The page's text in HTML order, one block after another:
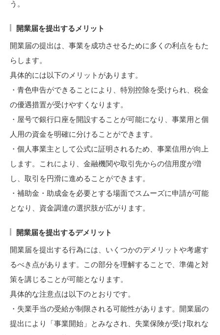
う。
開業届を提出するメリット
開業届の提出は、事業を成功させるために多くの利点をもた
らします。
具体的には以下のメリットがあります。
・青色申告ができることにより、特別控除を受けられ、税金
の優遇措置が受けやすくなります。
・屋号で銀行口座を開設することが可能になり、事業用と個
人用の資金を明確に分けることができます。
・個人事業主として公式に証明されるため、事業信用が向上
します。これにより、金融機関や取引先からの信用度が増
し、取引を円滑に進めることができます。
・補助金・助成金を必要とする場面でスムーズに申請が可能
となり、資金調達の選択肢が広がります。
開業届を提出するデメリット
開業届を提出する行為には、いくつかのデメリットや考慮す
るべき点があります。この部分を理解することで、準備と対
策を講じることが可能となります。
具体的な注意点は以下のとおりです。
・失業手当の受給が制限される可能性があります。開業届の
提出により「事業開始」とみなされ、失業保険が受け取れな